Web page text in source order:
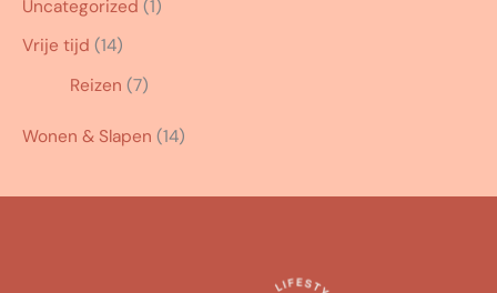
Uncategorized (1)
Vrije tijd (14)
Reizen (7)
Wonen & Slapen (14)